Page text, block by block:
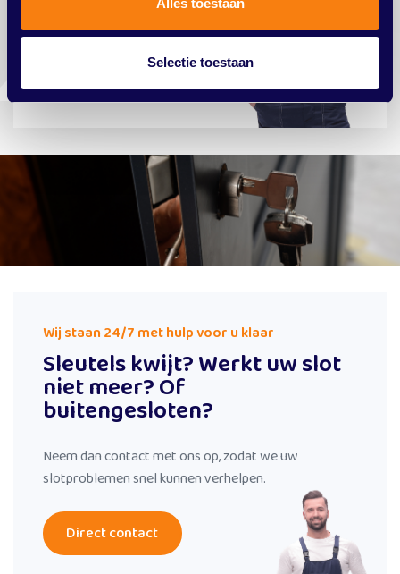
Alles toestaan
Selectie toestaan
Wij staan 24/7 met hulp voor u klaar
Sleutels kwijt? Werkt uw slot
niet meer? Of
buitengesloten?
Neem dan contact met ons op, zodat we uw
slotproblemen snel kunnen verhelpen.
Direct contact